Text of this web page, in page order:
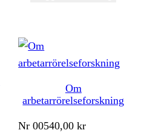
Om
arbetarrörelseforskning
Nr 00540,00kr